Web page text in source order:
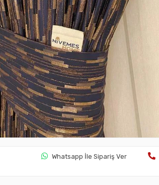
Whatsapp İle Sipariş Ver